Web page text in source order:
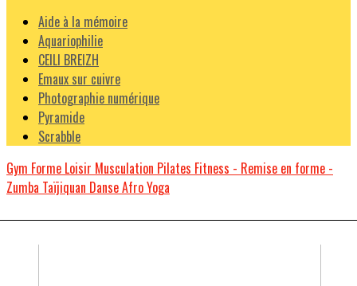
Aide à la mémoire
Aquariophilie
CEILI BREIZH
Emaux sur cuivre
Photographie numérique
Pyramide
Scrabble
Gym Forme Loisir Musculation Pilates Fitness - Remise en forme -
Zumba Taïjiquan Danse AfroYoga